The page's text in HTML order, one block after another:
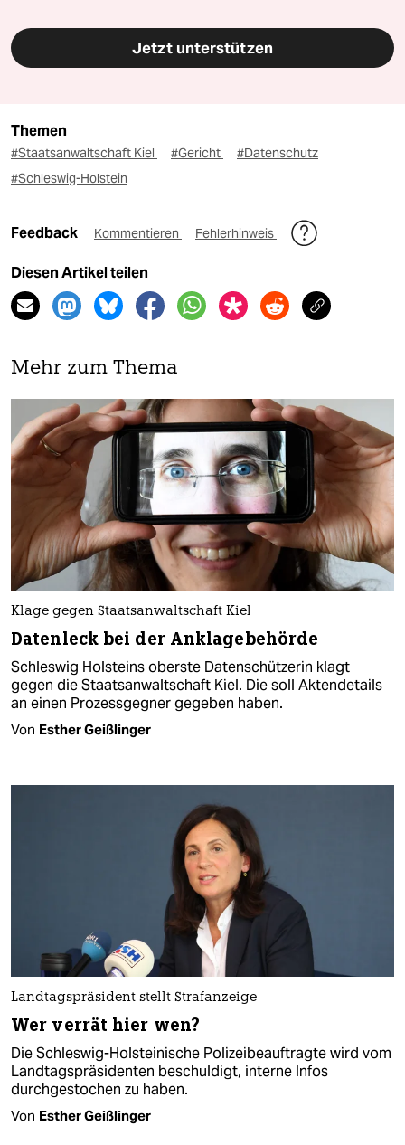
Jetzt unterstützen
Themen
#Staatsanwaltschaft Kiel #Gericht
#Datenschutz
#Schleswig-Holstein
Feedback Kommentieren Fehlerhinweis
Diesen Artikel teilen
Mehr zum Thema
Klage gegen Staatsanwaltschaft Kiel
Datenleck bei der Anklagebehörde
Schleswig Holsteins oberste Datenschützerin klagt
gegen die Staatsanwaltschaft Kiel. Die soll Aktendetails
an einen Prozessgegner gegeben haben.
Von Esther Geißlinger
Landtagspräsident stellt Strafanzeige
Wer verrät hier wen?
Die Schleswig-Holsteinische Polizeibeauftragte wird vom
Landtagspräsidenten beschuldigt, interne Infos
durchgestochen zu haben.
Von Esther Geißlinger